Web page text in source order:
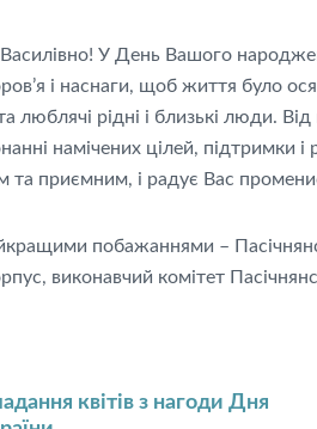
У День Вашого
і наснаги, щоб життя було
та люблячі рідні і близькі люди.
намічених цілей,
та приємним, і радує Вас
побажаннями –
виконавчий комітет
квітів з нагоди Дня